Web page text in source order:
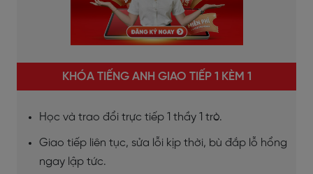
KHÓA TIẾNG ANH GIAO TIẾP 1 KÈM 1
Học và trao đổi trực tiếp 1 thầy 1 trò.
Giao tiếp liên tục, sửa lỗi kịp thời, bù đắp lỗ hổng
ngay lập tức.